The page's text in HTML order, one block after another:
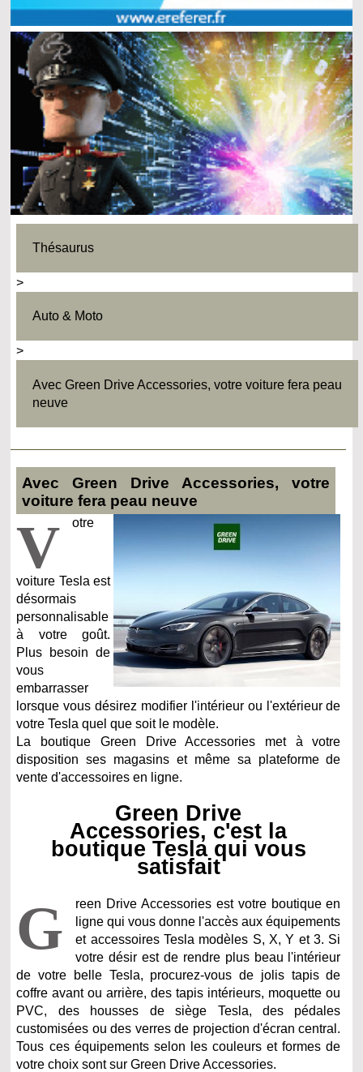
Thésaurus
>
Auto & Moto
>
Avec Green Drive Accessories, votre voiture fera peau
neuve
Avec Green Drive Accessories, votre
voiture fera peau neuve
V otre
voiture Tesla est
désormais
personnalisable
à votre goût.
Plus besoin de
vous
embarrasser
lorsque vous désirez modifier l'intérieur ou l'extérieur de
votre Tesla quel que soit le modèle.
La boutique Green Drive Accessories met à votre
disposition ses magasins et même sa plateforme de
vente d'accessoires en ligne.
Green Drive
Accessories, c'est la
boutique Tesla qui vous
satisfait
G
reen Drive Accessories est votre boutique en
ligne qui vous donne l'accès aux équipements
et accessoires Tesla modèles S, X, Y et 3. Si
votre désir est de rendre plus beau l'intérieur
de votre belle Tesla, procurez-vous de jolis tapis de
coffre avant ou arrière, des tapis intérieurs, moquette ou
PVC, des housses de siège Tesla, des pédales
customisées ou des verres de projection d'écran central.
Tous ces équipements selon les couleurs et formes de
votre choix sont sur Green Drive Accessories.